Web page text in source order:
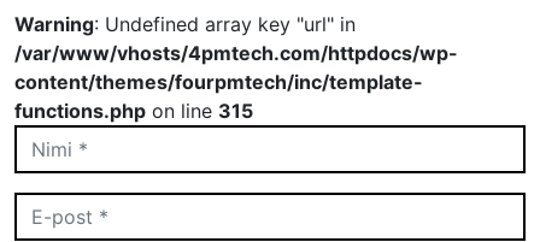
Warning: Undefined array key "url" in
/var/www/vhosts/4pmtech.com/httpdocs/wp-
content/themes/fourpmtech/inc/template-
functions.php on line 315